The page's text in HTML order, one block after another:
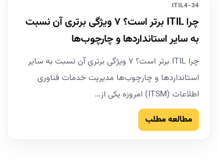
34-ITIL4
چرا ITIL برتر است؟ ۷ ویژگی برتری آن نسبت
به سایر استانداردها و چارچوب‌ها
چرا ITIL برتر است؟ ۷ ویژگی برتری آن نسبت به سایر
استانداردها و چارچوب‌ها مدیریت خدمات فناوری
اطلاعات (ITSM) امروزه یکی از...
مطالعه مطلب